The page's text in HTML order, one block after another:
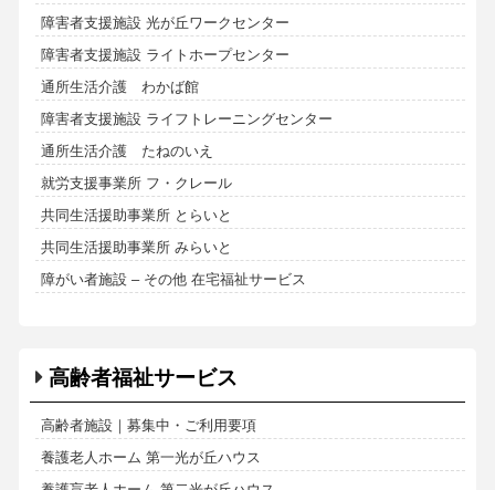
障害者支援施設 光が丘ワークセンター
障害者支援施設 ライトホープセンター
通所生活介護 わかば館
障害者支援施設 ライフトレーニングセンター
通所生活介護 たねのいえ
就労支援事業所 フ・クレール
共同生活援助事業所 とらいと
共同生活援助事業所 みらいと
障がい者施設 – その他 在宅福祉サービス
高齢者福祉サービス
高齢者施設｜募集中・ご利用要項
養護老人ホーム 第一光が丘ハウス